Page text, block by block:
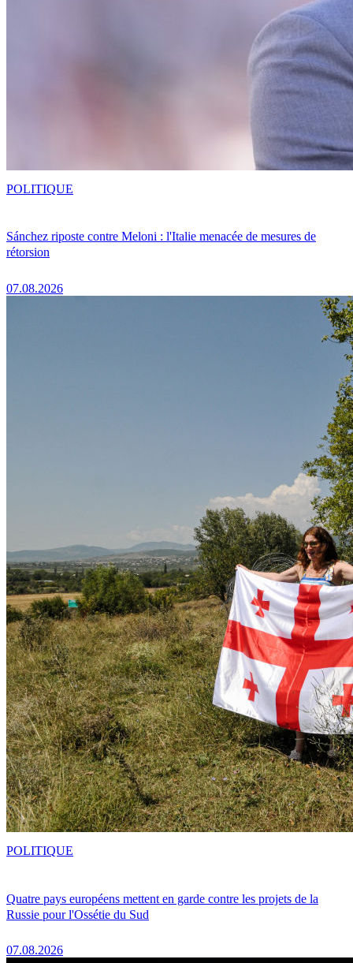
Sánchez riposte contre Meloni : l'Italie menacée de mesures de
rétorsion
07.08.2026
POLITIQUE
Quatre pays européens mettent en garde contre les projets de la
Russie pour l'Ossétie du Sud
07.08.2026
POLITIQUE